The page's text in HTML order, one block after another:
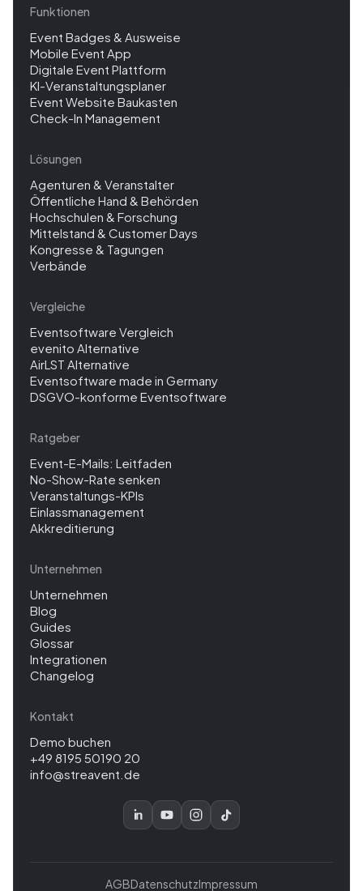
Funktionen
Event Badges & Ausweise
Mobile Event App
Digitale Event Plattform
KI-Veranstaltungsplaner
Event Website Baukasten
Check-In Management
Lösungen
Agenturen & Veranstalter
Öffentliche Hand & Behörden
Hochschulen & Forschung
Mittelstand & Customer Days
Kongresse & Tagungen
Verbände
Vergleiche
Eventsoftware Vergleich
evenito Alternative
AirLST Alternative
Eventsoftware made in Germany
DSGVO-konforme Eventsoftware
Ratgeber
Event-E-Mails: Leitfaden
No-Show-Rate senken
Veranstaltungs-KPIs
Einlassmanagement
Akkreditierung
Unternehmen
Unternehmen
Blog
Guides
Glossar
Integrationen
Changelog
Kontakt
Demo buchen
+49 8195 50190 20
info@streavent.de
AGBDatenschutzImpressum